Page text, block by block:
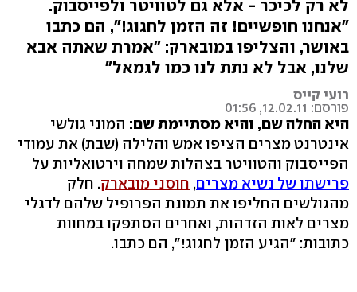
לא רק לכיכר - אלא גם לטוויטר ולפייסבוק.
"אנחנו חופשיים! זה הזמן לחגוג!", הם כתבו
באושר, והצליפו במובארק: "אמרת שאתה אבא
שלנו, אבל לא נתת לנו כמו לגמאל"
רועי קייס
פורסם: 12.02.11, 01:56
היא החלה שם, והיא מסתיימת שם: המוני גולשי
אינטרנט מצרים הציפו אמש והלילה (שבת) את עמודי
הפייסבוק והטוויטר בצהלות שמחה וירטואליות על
פרישתו של נשיא מצרים, חוסני מובארק. חלק
מהגולשים החליפו את תמונת הפרופיל שלהם לדגלי
מצרים לאות הזדהות, ואחרים הסתפקו במחוות
כתובות: "הגיע הזמן לחגוג!", הם כתבו.